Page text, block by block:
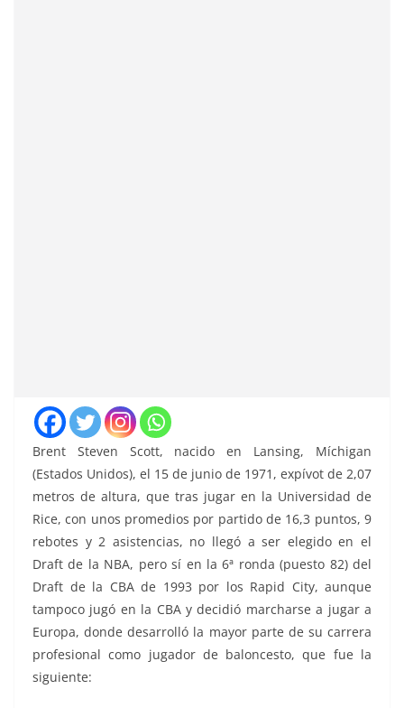
Brent Steven Scott, nacido en Lansing, Míchigan
(Estados Unidos), el 15 de junio de 1971, expívot de 2,07
metros de altura, que tras jugar en la Universidad de
Rice, con unos promedios por partido de 16,3 puntos, 9
rebotes y 2 asistencias, no llegó a ser elegido en el
Draft de la NBA, pero sí en la 6ª ronda (puesto 82) del
Draft de la CBA de 1993 por los Rapid City, aunque
tampoco jugó en la CBA y decidió marcharse a jugar a
Europa, donde desarrolló la mayor parte de su carrera
profesional como jugador de baloncesto, que fue la
siguiente: